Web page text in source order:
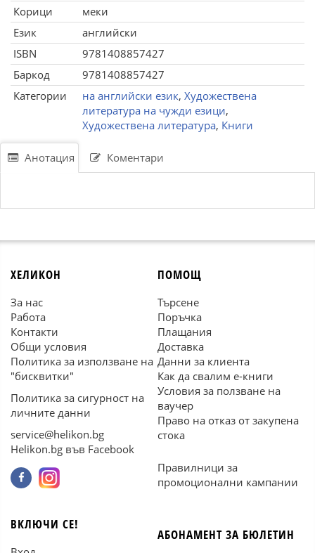
Корици
меки
Език
английски
ISBN
9781408857427
Баркод
9781408857427
Категории
на английски език, Художествена
литература на чужди езици,
Художествена литература, Книги
Анотация Коментари
ХЕЛИКОН
За нас
Работа
Контакти
Общи условия
Политика за използване на
"бисквитки"
Политика за сигурност на
личните данни
service@helikon.bg
Helikon.bg във Facebook
ПОМОЩ
Търсене
Поръчка
Плащания
Доставка
Данни за клиента
Как да свалим е-книги
Условия за ползване на
ваучер
Право на отказ от закупена
стока
Правилници за
промоционални кампании
ВКЛЮЧИ СЕ!
АБОНАМЕНТ ЗА БЮЛЕТИН